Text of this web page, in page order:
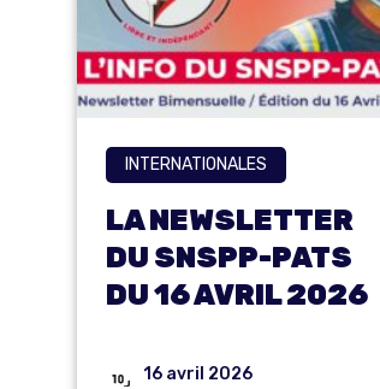
INTERNATIONALES
LA NEWSLETTER
DU SNSPP-PATS
DU 16 AVRIL 2026
16 avril 2026